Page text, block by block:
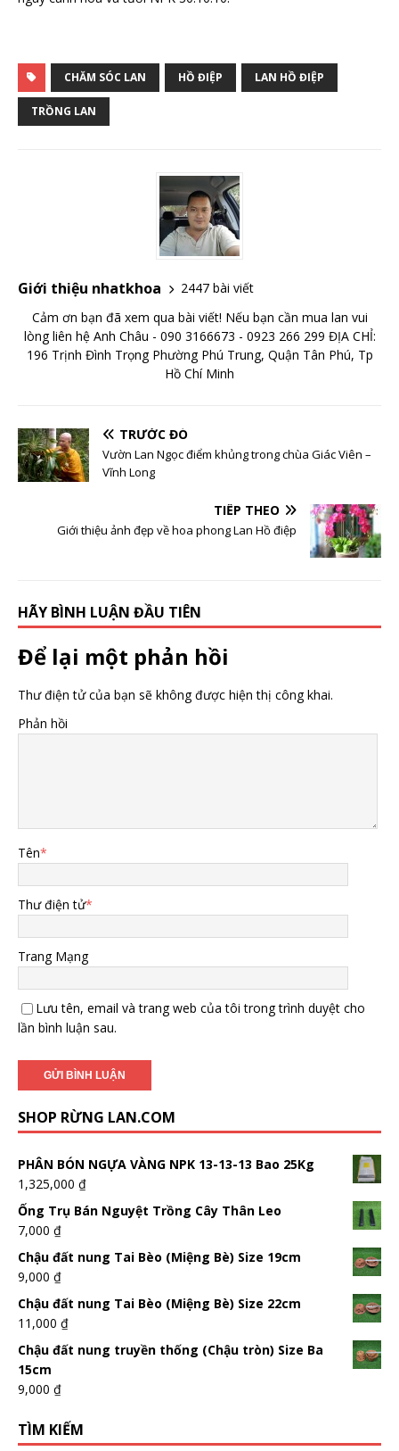
CHĂM SÓC LAN HỒ ĐIỆP LAN HỒ ĐIỆP
TRỒNG LAN
Giới thiệu nhatkhoa
2447 bài viết
Cảm ơn bạn đã xem qua bài viết! Nếu bạn cần mua lan vui
lòng liên hệ Anh Châu - 090 3166673 - 0923 266 299 ĐỊA CHỈ:
196 Trịnh Đình Trọng Phường Phú Trung, Quận Tân Phú, Tp
Hồ Chí Minh
TRƯỚC ĐÓ
Vườn Lan Ngọc điểm khủng trong chùa Giác Viên –
Vĩnh Long
TIẾP THEO
Giới thiệu ảnh đẹp về hoa phong Lan Hồ điệp
HÃY BÌNH LUẬN ĐẦU TIÊN
Để lại một phản hồi
Thư điện tử của bạn sẽ không được hiện thị công khai.
Phản hồi
Tên*
Thư điện tử*
Trang Mạng
Lưu tên, email và trang web của tôi trong trình duyệt cho
lần bình luận sau.
SHOP RỪNG LAN.COM
PHÂN BÓN NGỰA VÀNG NPK 13-13-13 Bao 25Kg
1,325,000 ₫
Ống Trụ Bán Nguyệt Trồng Cây Thân Leo
7,000 ₫
Chậu đất nung Tai Bèo (Miệng Bè) Size 19cm
9,000 ₫
Chậu đất nung Tai Bèo (Miệng Bè) Size 22cm
11,000 ₫
Chậu đất nung truyền thống (Chậu tròn) Size Ba
15cm
9,000 ₫
TÌM KIẾM